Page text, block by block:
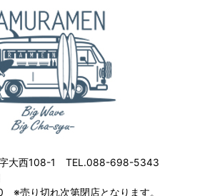
字大西108-1 TEL.088-698-5343
売り切れ次第閉店となります。